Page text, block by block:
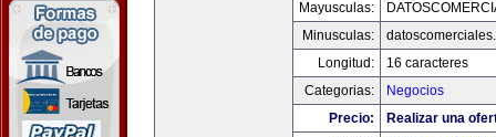
Mayusculas:
Minusculas:
Longitud:
16 caracteres
Categorias:
Negocios
Precio:
Realizar una